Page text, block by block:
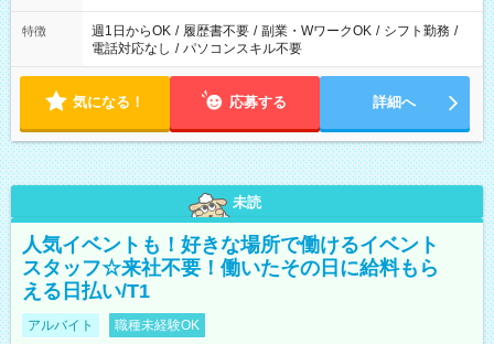
特徴 週1日からOK / 履歴書不要 / 副業・WワークOK / シフト勤務 /
電話対応なし / パソコンスキル不要
気になる！ 応募する 詳細へ
未読
人気イベントも！好きな場所で働けるイベント
スタッフ☆来社不要！働いたその日に給料もら
える日払い/T1
アルバイト 職種未経験OK